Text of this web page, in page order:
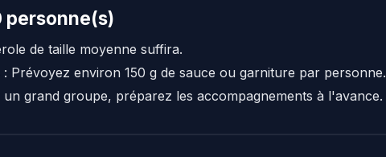
personne(s)
de taille moyenne suffira.
: Prévoyez environ 150 g de sauce ou garniture par personne.
un grand groupe, préparez les accompagnements à l'avance.